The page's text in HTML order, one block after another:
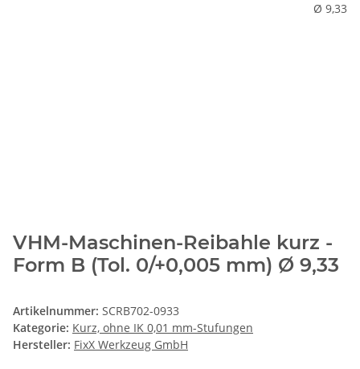
VHM-Maschinen-Reibahle kurz -
Form B (Tol. 0/+0,005 mm) Ø 9,33
Artikelnummer: SCRB702-0933
Kategorie: Kurz, ohne IK 0,01 mm-Stufungen
Hersteller: FixX Werkzeug GmbH